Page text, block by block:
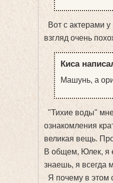
Вот с актерами
взгляд очень
Киса
Машунь, а
"Тихие воды"
ознакомления
великая вещь.
В общем, Юлек, я
знаешь, я всегда
Я почему в этом